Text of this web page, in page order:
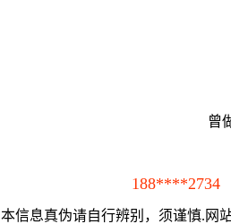
曾
188****2734
本信息真伪请自行辨别，须谨慎.网